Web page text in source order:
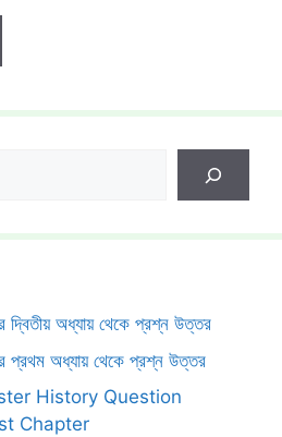
দ্বিতীয় অধ্যায় থেকে প্রশ্ন উত্তর
প্রথম অধ্যায় থেকে প্রশ্ন উত্তর
History Question
Chapter